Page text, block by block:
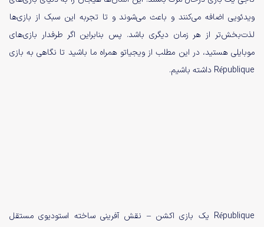
ویدئویی اضافه می‌کنند و باعث می‌شوند و تا تجربه این سبک از بازی‌ها
لذت‌بخش‌تر از هر زمان دیگری باشد. پس بنابراین اگر طرفدار بازی‌های
موبایلی هستید، در این مطلب از ویجیاتو همراه ما باشید تا نگاهی به بازی
République داشته باشیم.
République یک بازی اکشن – نقش آفرینی ساخته استودیوی مستقل